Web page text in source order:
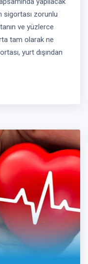
zorunlu
ve yüzlerce
tam olarak ne
yurt dışından